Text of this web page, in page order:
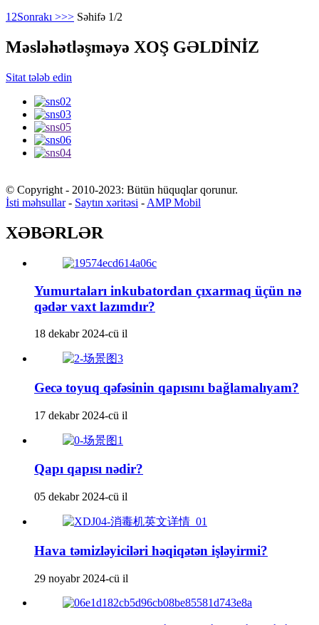
1 2Sonrakı >>> Səhifə 1/2
Məsləhətləşməyə XOŞ GƏLDİNİZ
Sitat tələb edin
© Copyright - 2010-2023: Bütün hüquqlar qorunur.
İsti məhsullar- Saytın xəritəsi - AMP Mobil
XƏBƏRLƏR
Yumurtaları inkubatordan çıxarmaq üçün nə
qədər vaxt lazımdır?
18 dekabr 2024-cü il
Gecə toyuq qəfəsinin qapısını bağlamalıyam?
17 dekabr 2024-cü il
Qapı qapısı nədir?
05 dekabr 2024-cü il
Hava təmizləyiciləri həqiqətən işləyirmi?
29 noyabr 2024-cü il